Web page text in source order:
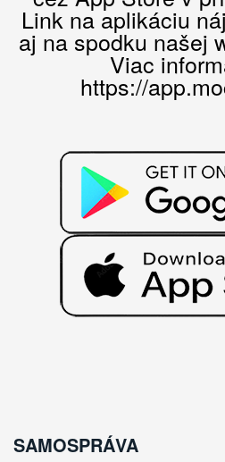
Link na aplikáciu
aj na spodku našej
Viac
https://
SAMOSPRÁVA